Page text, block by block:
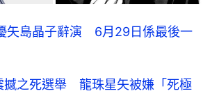
矢島晶子辭演 6月29日係最後一
撼之死選舉 龍珠星矢被嫌「死極